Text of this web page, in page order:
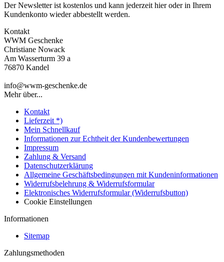
Der Newsletter ist kostenlos und kann jederzeit hier oder in Ihrem
Kundenkonto wieder abbestellt werden.
Kontakt
WWM Geschenke
Christiane Nowack
Am Wasserturm 39 a
76870 Kandel
info@wwm-geschenke.de
Mehr über...
Kontakt
Lieferzeit *)
Mein Schnellkauf
Informationen zur Echtheit der Kundenbewertungen
Impressum
Zahlung & Versand
Datenschutzerklärung
Allgemeine Geschäftsbedingungen mit Kundeninformationen
Widerrufsbelehrung & Widerrufsformular
Elektronisches Widerrufsformular (Widerrufsbutton)
Cookie Einstellungen
Informationen
Sitemap
Zahlungsmethoden